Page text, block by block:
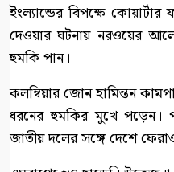
ইংল্যান্ডের বিপক্ষে
দেওয়ার ঘটনায় নরওয়ের
হুমকি পান।
কলম্বিয়ার জোন হামিন্তন
ধরনের হুমকির মুখে পড়েন।
জাতীয় দলের সঙ্গে দেশে